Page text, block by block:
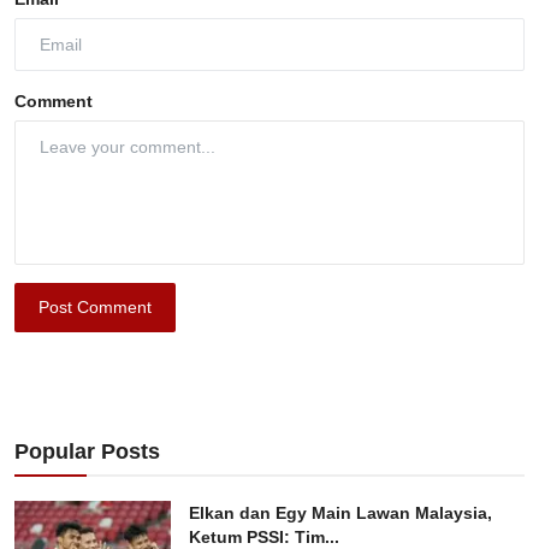
Comment
Post Comment
Popular Posts
Elkan dan Egy Main Lawan Malaysia,
Ketum PSSI: Tim...